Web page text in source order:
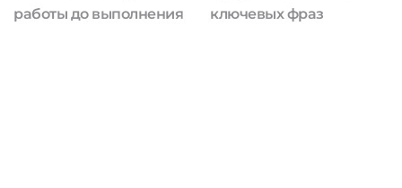
работы до выполнения
ключевых фраз